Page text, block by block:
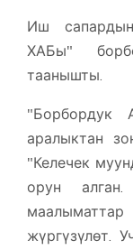
Иш
ХАБы"
таанышты.
"Борбордук
аралыктан
"Келечек
орун
маалыматтар
жүргүзүлөт.